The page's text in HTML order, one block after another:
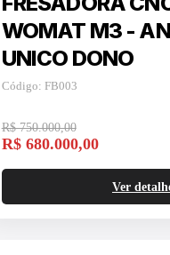
WOMAT M3 -
UNICO DONO
Código: FB003
R$ 750.000,00
R$ 680.000,00
Ver